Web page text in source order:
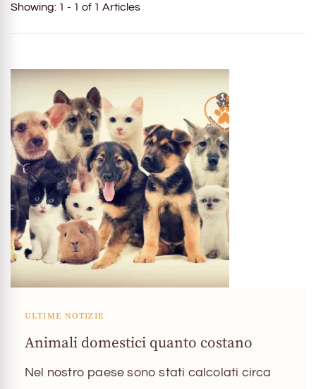
Showing: 1 - 1 of 1 Articles
ULTIME NOTIZIE
Animali domestici quanto costano
Nel nostro paese sono stati calcolati circa